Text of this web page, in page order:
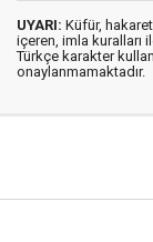
UYARI: Küfür,
içeren, imla kuralları
Türkçe karakter
onaylanmamaktadır.